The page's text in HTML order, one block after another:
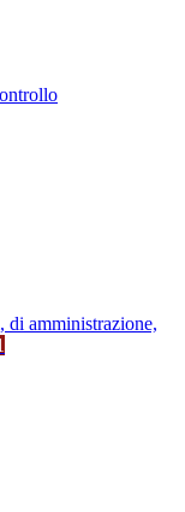
amministrazione,